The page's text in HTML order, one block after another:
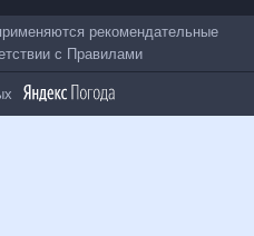
применяются
в соответствии с